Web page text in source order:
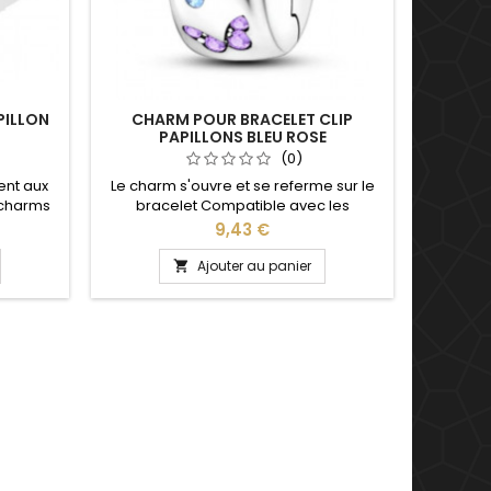
aux
de
: 17,
nous
à
CHARM POUR BRACELET CLIP
PAPILLONS BLEU ROSE
(0)
Le charm s'ouvre et se referme sur le
bracelet Compatible avec les
bracelets Pandora, Gnoce et les
bracelets charm de notre site idéal
pour : Noël, Saint Valentin, anniversaire,
anniversaire de mariage
Prix
9,43 €
 Ajouter au panier